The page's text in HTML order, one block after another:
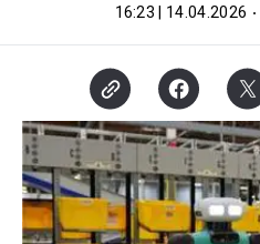
14.04.2026 | 16:23